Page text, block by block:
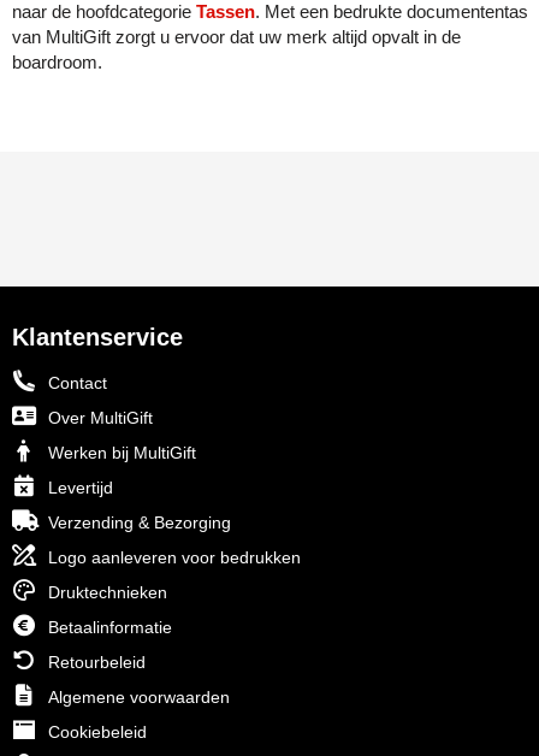
naar de hoofdcategorie Tassen. Met een bedrukte documententas
van MultiGift zorgt u ervoor dat uw merk altijd opvalt in de
boardroom.
Klantenservice
Contact
Over MultiGift
Werken bij MultiGift
Levertijd
Verzending & Bezorging
Logo aanleveren voor bedrukken
Druktechnieken
Betaalinformatie
Retourbeleid
Algemene voorwaarden
Cookiebeleid